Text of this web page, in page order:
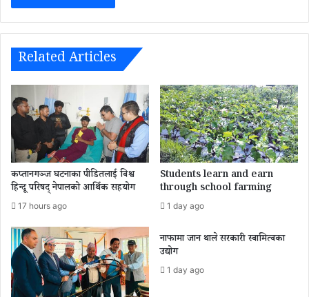
Related Articles
कप्तानगञ्ज घटनाका पीडितलाई विश्व
हिन्दू परिषद् नेपालको आर्थिक सहयोग
17 hours ago
Students learn and earn
through school farming
1 day ago
नाफामा जान थाले सरकारी स्वामित्वका
उद्योग
1 day ago